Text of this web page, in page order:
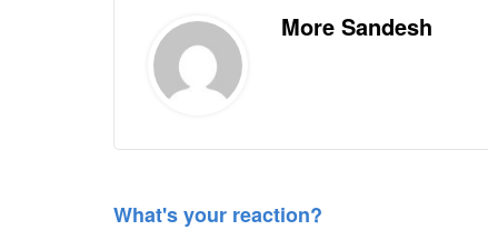
More Sandesh
What's your reaction?